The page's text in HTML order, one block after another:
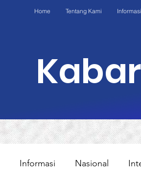
Home Tentang Kami
Informasi Nasional